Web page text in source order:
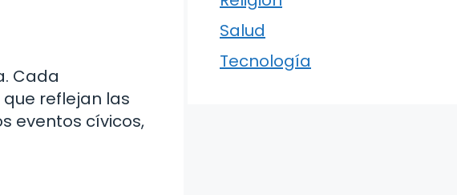
Cada
reflejan las
eventos cívicos,
Salud
Tecnología